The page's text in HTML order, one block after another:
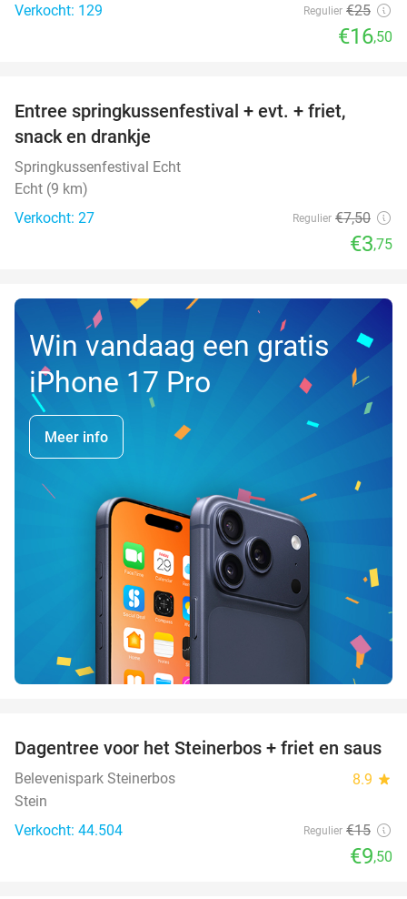
Verkocht: 129
Regulier €25
€16,50
TODAY
Entree springkussenfestival + evt. + friet,
snack en drankje
Springkussenfestival Echt
Echt (9 km)
Verkocht: 27
Regulier €7,50
€3,75
Win vandaag een gratis
iPhone 17 Pro
Meer info
37%
Dagentree voor het Steinerbos + friet en saus
Belevenispark Steinerbos 8.9 star
Stein
Verkocht: 44.504
Regulier €15
€9,50